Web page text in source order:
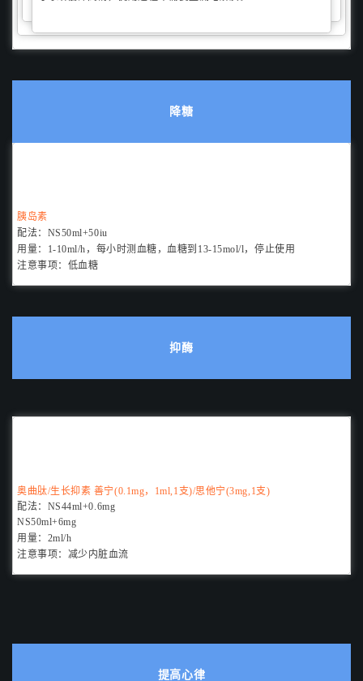
降糖
胰岛素
配法： NS50ml+50iu
用量： 1-10ml/h，每小时测血糖，血糖到13-15mol/l， 停止使用
注意事项： 低血糖
抑酶
奥曲肽/生长抑素 善宁(0.1mg，1ml,1支)/思他宁(3mg,1支)
配法： NS44ml+0.6mg
NS50ml+6mg
用量： 2ml/h
注意事项： 减少内脏血流
提高心律